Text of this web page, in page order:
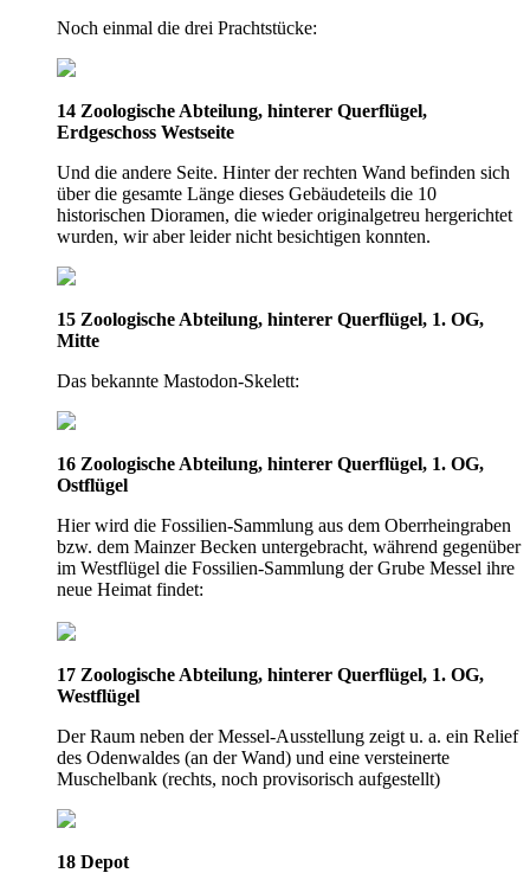
Noch einmal die drei Prachtstücke:
14 Zoologische Abteilung, hinterer Querflügel,
Erdgeschoss Westseite
Und die andere Seite. Hinter der rechten Wand befinden sich
über die gesamte Länge dieses Gebäudeteils die 10
historischen Dioramen, die wieder originalgetreu hergerichtet
wurden, wir aber leider nicht besichtigen konnten.
15 Zoologische Abteilung, hinterer Querflügel, 1. OG,
Mitte
Das bekannte Mastodon-Skelett:
16 Zoologische Abteilung, hinterer Querflügel, 1. OG,
Ostflügel
Hier wird die Fossilien-Sammlung aus dem Oberrheingraben
bzw. dem Mainzer Becken untergebracht, während gegenüber
im Westflügel die Fossilien-Sammlung der Grube Messel ihre
neue Heimat findet:
17 Zoologische Abteilung, hinterer Querflügel, 1. OG,
Westflügel
Der Raum neben der Messel-Ausstellung zeigt u. a. ein Relief
des Odenwaldes (an der Wand) und eine versteinerte
Muschelbank (rechts, noch provisorisch aufgestellt)
18 Depot